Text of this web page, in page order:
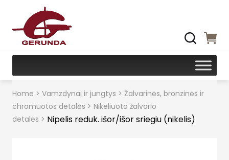
Home > Vamzdynai ir jungtys > Žalvarinės, bronzinės ir
chromuotos detalės > Nikeliuoto žalvario
detalės > Nipelis reduk. išor/išor sriegiu (nikelis)